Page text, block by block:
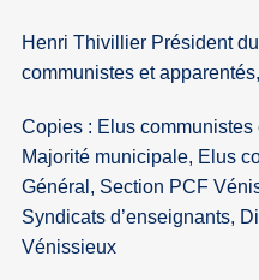
Henri Thivillier Président
communistes et apparentés,
Copies : Elus
Majorité municipale, Elus
Général, Section PCF
Syndicats d’enseignants,
Vénissieux